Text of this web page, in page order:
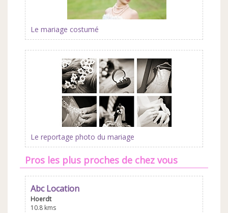
Le mariage costumé
Le reportage photo du mariage
Pros les plus proches de chez vous
Abc Location
Hoerdt
10.8 kms